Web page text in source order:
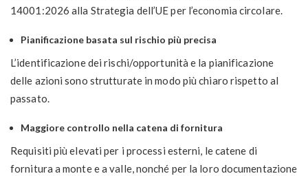
14001:2026 alla Strategia dell’UE per l’economia circolare.
Pianificazione basata sul rischio più precisa
L’identificazione dei rischi/opportunità e la pianificazione
delle azioni sono strutturate in modo più chiaro rispetto al
passato.
Maggiore controllo nella catena di fornitura
Requisiti più elevati per i processi esterni, le catene di
fornitura a monte e a valle, nonché per la loro documentazione